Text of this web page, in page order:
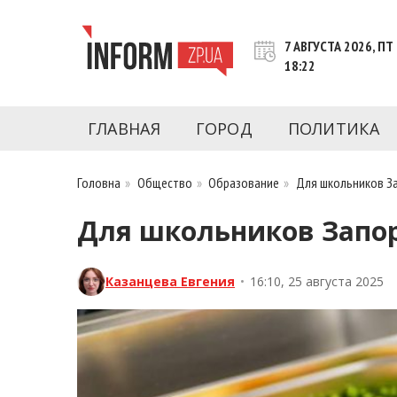
INFORM.ZP.UA – это информационный
последние новости Запорожья и
7 АВГУСТА 2026, ПТ
18:22
ГЛАВНАЯ ГОРОД ПОЛИТИКА
Головна » Общество »Образование » Для школьников
Для школьников
Казанцева Евгения • 16:10, 25 августа 2025